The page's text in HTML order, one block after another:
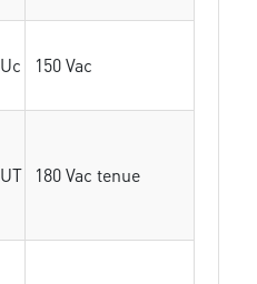
Uc 150 Vac
UT 180 Vac tenue